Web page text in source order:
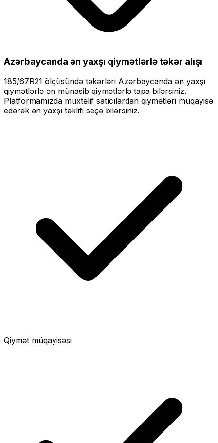
Azərbaycanda ən yaxşı qiymətlərlətəkər alışı
185/67R21 ölçüsündə təkərləri Azərbaycanda ən yaxşı
qiymətlərlə ən münasib qiymətlərlə tapa bilərsiniz.
Platformamızda müxtəlif satıcılardan qiymətləri müqayisə
edərək ən yaxşı təklifi seçə bilərsiniz.
Qiymət müqayisəsi